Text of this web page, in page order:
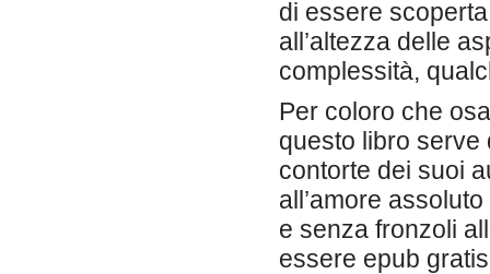
di essere
all’altezza delle
complessità,
Per coloro che
questo libro serve
contorte dei suoi
all’amore
e senza fronzoli
essere epub